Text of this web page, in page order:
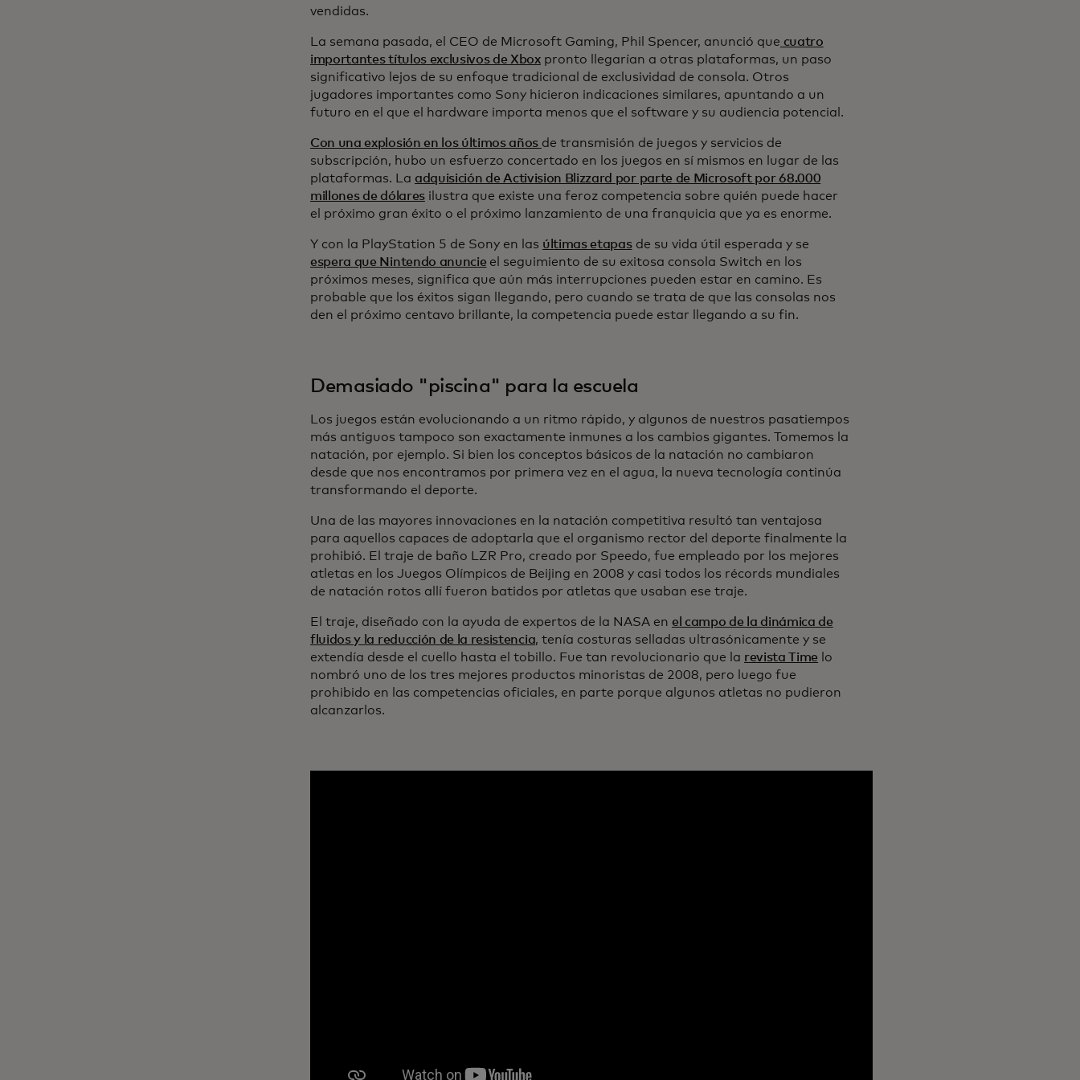
vendidas.
La semana pasada, el CEO de Microsoft Gaming, Phil Spencer, anunció que cuatro
importantes títulos exclusivos de Xboxpronto llegarían a otras plataformas, un paso
significativo lejos de su enfoque tradicional de exclusividad de consola. Otros
jugadores importantes como Sony hicieron indicaciones similares, apuntando a un
futuro en el que el hardware importa menos que el software y su audiencia potencial.
Con una explosión en los últimos años de transmisión de juegos y servicios de
subscripción, hubo un esfuerzo concertado en los juegos en sí mismos en lugar de las
plataformas. La adquisición de Activision Blizzard por parte de Microsoft por 68.000
millones de dólaresilustra que existe una feroz competencia sobre quién puede hacer
el próximo gran éxito o el próximo lanzamiento de una franquicia que ya es enorme.
Y con la PlayStation 5 de Sony en las últimas etapasde su vida útil esperada y se
espera que Nintendo anuncie el seguimiento de su exitosa consola Switch en los
próximos meses, significa que aún más interrupciones pueden estar en camino. Es
probable que los éxitos sigan llegando, pero cuando se trata de que las consolas nos
den el próximo centavo brillante, la competencia puede estar llegando a su fin.
Demasiado "piscina" para la escuela
Los juegos están evolucionando a un ritmo rápido, y algunos de nuestros pasatiempos
más antiguos tampoco son exactamente inmunes a los cambios gigantes. Tomemos la
natación, por ejemplo. Si bien los conceptos básicos de la natación no cambiaron
desde que nos encontramos por primera vez en el agua, la nueva tecnología continúa
transformando el deporte.
Una de las mayores innovaciones en la natación competitiva resultó tan ventajosa
para aquellos capaces de adoptarla que el organismo rector del deporte finalmente la
prohibió. El traje de baño LZR Pro, creado por Speedo, fue empleado por los mejores
atletas en los Juegos Olímpicos de Beijing en 2008 y casi todos los récords mundiales
de natación rotos allí fueron batidos por atletas que usaban ese traje.
El traje, diseñado con la ayuda de expertos de la NASA en el campo de la dinámica de
fluidos y la reducción de la resistencia, tenía costuras selladas ultrasónicamente y se
extendía desde el cuello hasta el tobillo. Fue tan revolucionario que la revista Time lo
nombró uno de los tres mejores productos minoristas de 2008, pero luego fue
prohibido en las competencias oficiales, en parte porque algunos atletas no pudieron
alcanzarlos.